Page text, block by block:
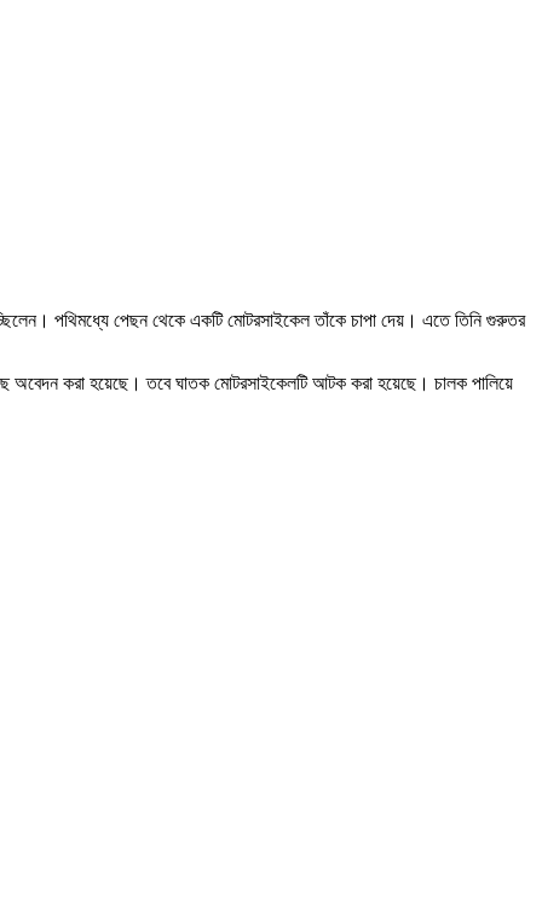
পথিমধ্যে পেছন থেকে একটি মোটরসাইকেল তাঁকে চাপা দেয়। এতে তিনি গুরুতর
অবেদন করা হয়েছে। তবে ঘাতক মোটরসাইকেলটি আটক করা হয়েছে। চালক পালিয়ে